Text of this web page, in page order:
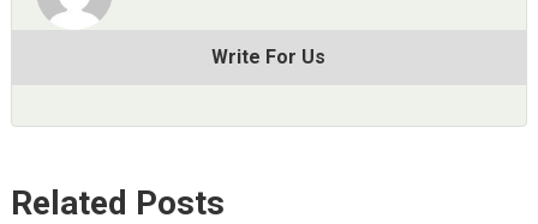
Write For Us
Related Posts